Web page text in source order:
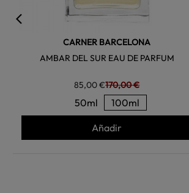
CARNER BARCELONA
AMBAR DEL SUR EAU DE PARFUM
85,00 €170,00 €
50ml 100ml
Añadir